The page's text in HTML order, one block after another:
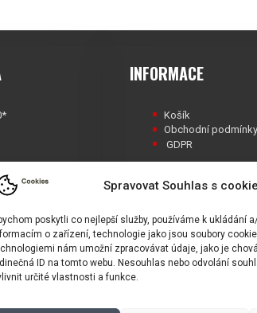
Spravovat Souhlas s
poskytli co nejlepší služby, používáme k ukládání
o zařízení, technologie jako jsou soubory
nám umožní zpracovávat údaje, jako je
ID na tomto webu. Nesouhlas nebo odvolání
určité vlastnosti a funkce.
ST/PÁ
INFORMACE
Košík
Obchodní podmínky
GDPR